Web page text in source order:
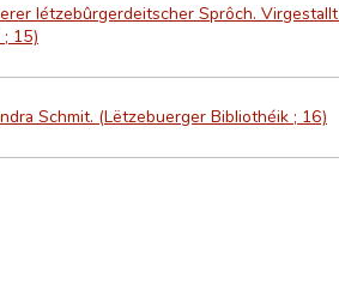
létzebûrgerdeitscher Sprôch.
15)
Schmit. (Lëtzebuerger Bibliothéik ; 16)